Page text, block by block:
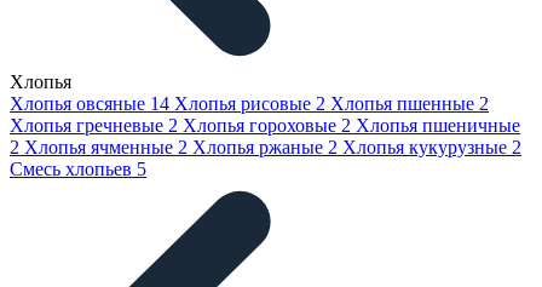
Хлопья
Хлопья овсяные 14 Хлопья рисовые 2 Хлопья пшенные 2
Хлопья гречневые 2 Хлопья гороховые 2 Хлопья пшеничные
2 Хлопья ячменные 2 Хлопья ржаные 2 Хлопья кукурузные 2
Смесь хлопьев 5